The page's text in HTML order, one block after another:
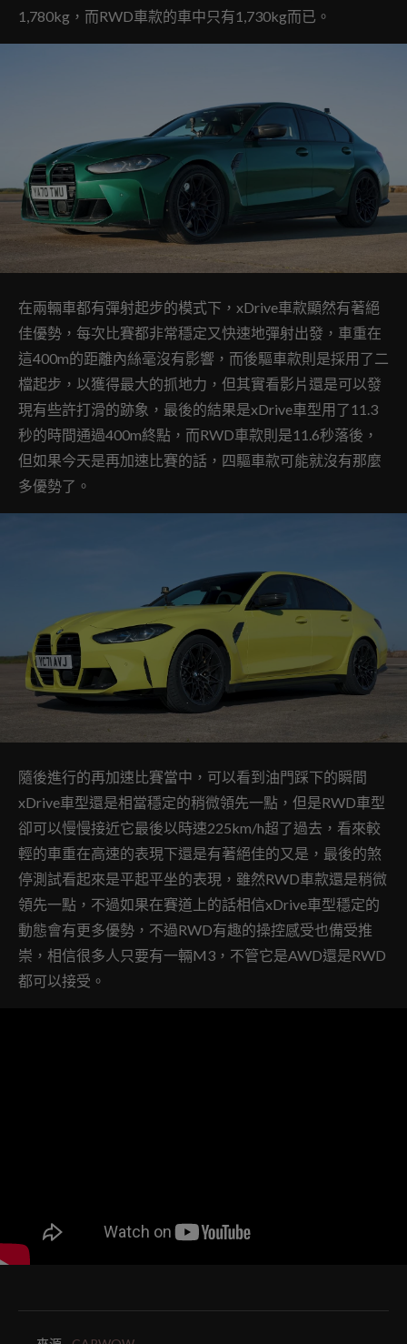
1,780kg，而RWD車款的車中只有1,730kg而已。
在兩輛車都有彈射起步的模式下，xDrive車款顯然有著絕
佳優勢，每次比賽都非常穩定又快速地彈射出發，車重在
這400m的距離內絲毫沒有影響，而後驅車款則是採用了二
檔起步，以獲得最大的抓地力，但其實看影片還是可以發
現有些許打滑的跡象，最後的結果是xDrive車型用了11.3
秒的時間通過400m終點，而RWD車款則是11.6秒落後，
但如果今天是再加速比賽的話，四驅車款可能就沒有那麼
多優勢了。
隨後進行的再加速比賽當中，可以看到油門踩下的瞬間
xDrive車型還是相當穩定的稍微領先一點，但是RWD車型
卻可以慢慢接近它最後以時速225km/h超了過去，看來較
輕的車重在高速的表現下還是有著絕佳的又是，最後的煞
停測試看起來是平起平坐的表現，雖然RWD車款還是稍微
領先一點，不過如果在賽道上的話相信xDrive車型穩定的
動態會有更多優勢，不過RWD有趣的操控感受也備受推
崇，相信很多人只要有一輛M3，不管它是AWD還是RWD
都可以接受。